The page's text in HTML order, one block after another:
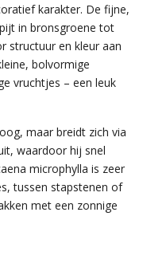
karakter. De fijne,
in bronsgroene tot
structuur en kleur aan
bolvormige
vruchtjes – een leuk
maar breidt zich via
waardoor hij snel
microphylla is zeer
tussen stapstenen of
met een zonnige